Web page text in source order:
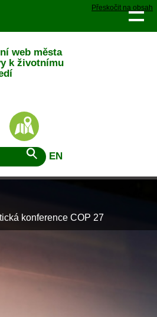
Přeskočit na obsah
web města
k životnímu
EN
konference COP 27